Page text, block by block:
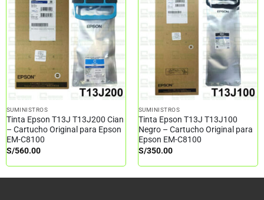
SUMINISTROS
Tinta Epson T13J T13J200 Cian
– Cartucho Original para Epson
EM-C8100
S/560.00
SUMINISTROS
Tinta Epson T13J T13J100
Negro – Cartucho Original para
Epson EM-C8100
S/350.00